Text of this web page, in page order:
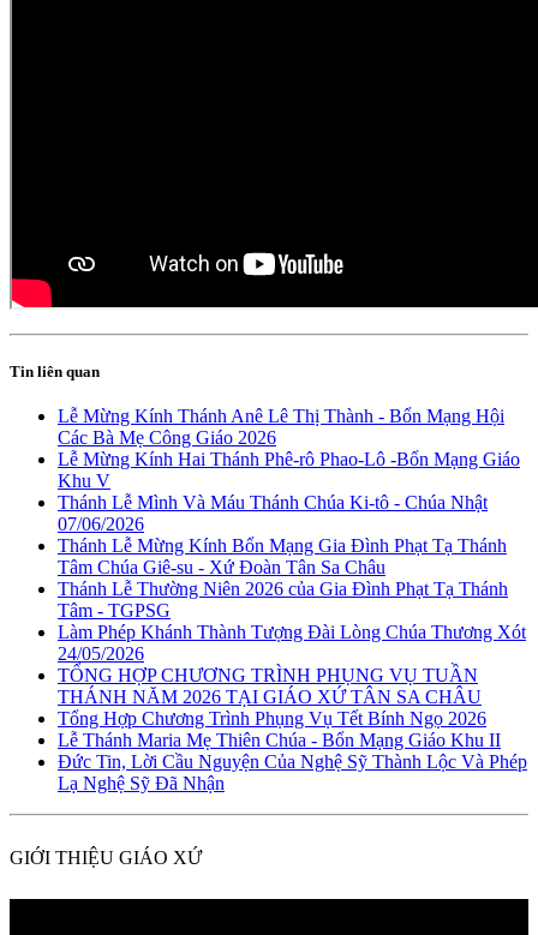
Tin liên quan
Lễ Mừng Kính Thánh Anê Lê Thị Thành - Bổn Mạng Hội
Các Bà Mẹ Công Giáo 2026
Lễ Mừng Kính Hai Thánh Phê-rô Phao-Lô -Bổn Mạng Giáo
Khu V
Thánh Lễ Mình Và Máu Thánh Chúa Ki-tô - Chúa Nhật
07/06/2026
Thánh Lễ Mừng Kính Bổn Mạng Gia Đình Phạt Tạ Thánh
Tâm Chúa Giê-su - Xứ Đoàn Tân Sa Châu
Thánh Lễ Thường Niên 2026 của Gia Đình Phạt Tạ Thánh
Tâm - TGPSG
Làm Phép Khánh Thành Tượng Đài Lòng Chúa Thương Xót
24/05/2026
TỔNG HỢP CHƯƠNG TRÌNH PHỤNG VỤ TUẦN
THÁNH NĂM 2026 TẠI GIÁO XỨ TÂN SA CHÂU
Tổng Hợp Chương Trình Phụng Vụ Tết Bính Ngọ 2026
Lễ Thánh Maria Mẹ Thiên Chúa - Bổn Mạng Giáo Khu II
Đức Tin, Lời Cầu Nguyện Của Nghệ Sỹ Thành Lộc Và Phép
Lạ Nghệ Sỹ Đã Nhận
GIỚI THIỆU GIÁO XỨ